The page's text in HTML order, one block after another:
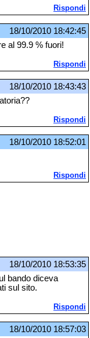
Rispondi
18/10/2010 18:42:45
al 99.9 % fuori!
Rispondi
18/10/2010 18:43:43
Rispondi
18/10/2010 18:52:01
Rispondi
18/10/2010 18:53:35
bando diceva
sul sito.
Rispondi
18/10/2010 18:57:03